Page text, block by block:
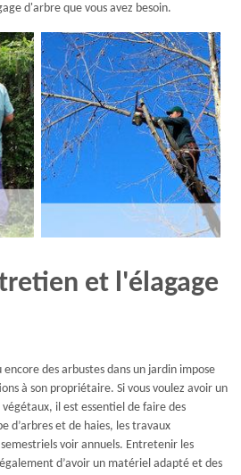
d'arbre que vous avez besoin.
et l'élagage
encore des arbustes dans un jardin impose
à son propriétaire. Si vous voulez avoir un
il est essentiel de faire des
d’arbres et de haies, les travaux
voir annuels. Entretenir les
d’avoir un matériel adapté et des